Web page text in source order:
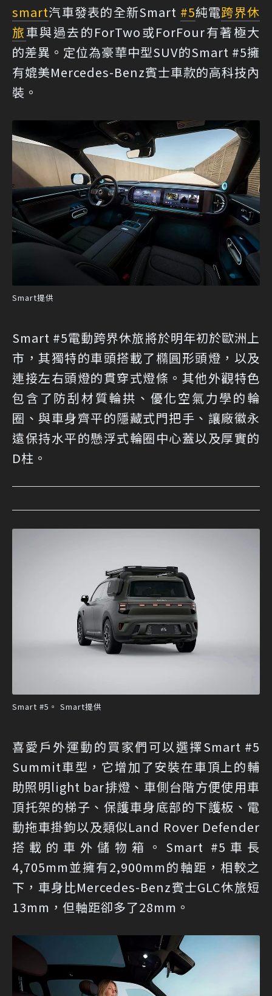
smart汽車發表的全新Smart #5純電跨界休
旅車與過去的ForTwo或ForFour有著極大
的差異。定位為豪華中型SUV的Smart #5擁
有媲美Mercedes-Benz賓士車款的高科技內
裝。
Smart提供
Smart #5電動跨界休旅將於明年初於歐洲上
市，其獨特的車頭搭載了橢圓形頭燈，以及
連接左右頭燈的貫穿式燈條。其他外觀特色
包含了防刮材質輪拱、優化空氣力學的輪
圈、與車身齊平的隱藏式門把手、讓廠徽永
遠保持水平的懸浮式輪圈中心蓋以及厚實的
D柱。
Smart #5。 Smart提供
喜愛戶外運動的買家們可以選擇Smart #5
Summit車型，它增加了安裝在車頂上的輔
助照明light bar排燈、車側台階方便使用車
頂托架的梯子、保護車身底部的下護板、電
動拖車掛鉤以及類似Land Rover Defender
搭載的車外儲物箱。Smart #5車長
4,705mm並擁有2,900mm的軸距，相較之
下，車身比Mercedes-Benz賓士GLC休旅短
13mm，但軸距卻多了28mm。